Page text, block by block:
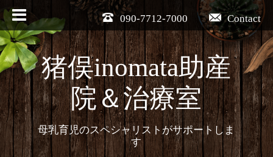
Contact
090-7712-7000
猪俣inomata助産
院＆治療室
母乳育児のスペシャリストがサポートしま
す